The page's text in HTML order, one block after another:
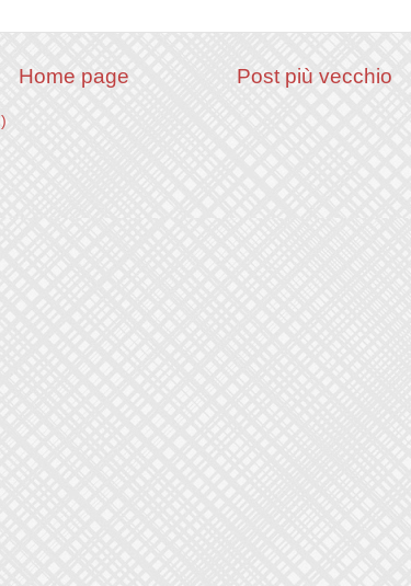
Post più vecchio
Home page